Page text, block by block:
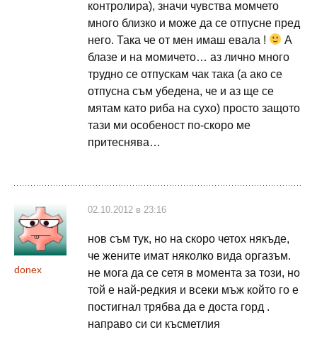
контролира), значи чувства момчето
много близко и може да се отпусне пред
него. Така че от мен имаш евала !
А
блазе и на момичето… аз лично много
трудно се отпускам чак така (а ако се
отпусна съм убедена, че и аз ще се
мятам като риба на сухо) просто защото
тази ми особеност по-скоро ме
притеснява…
donex
02.10.2012 в 23:16
нов съм тук, но на скоро четох някъде,
че жените имат няколко вида оргазъм.
не мога да се сетя в момента за този, но
той е най-редкия и всеки мъж който го е
постигнал трябва да е доста горд .
направо си си късметлия